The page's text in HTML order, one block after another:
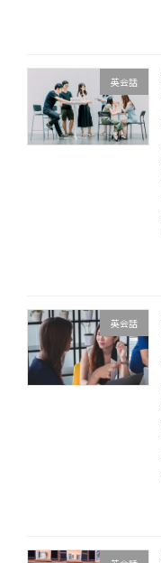
英会話
英会話